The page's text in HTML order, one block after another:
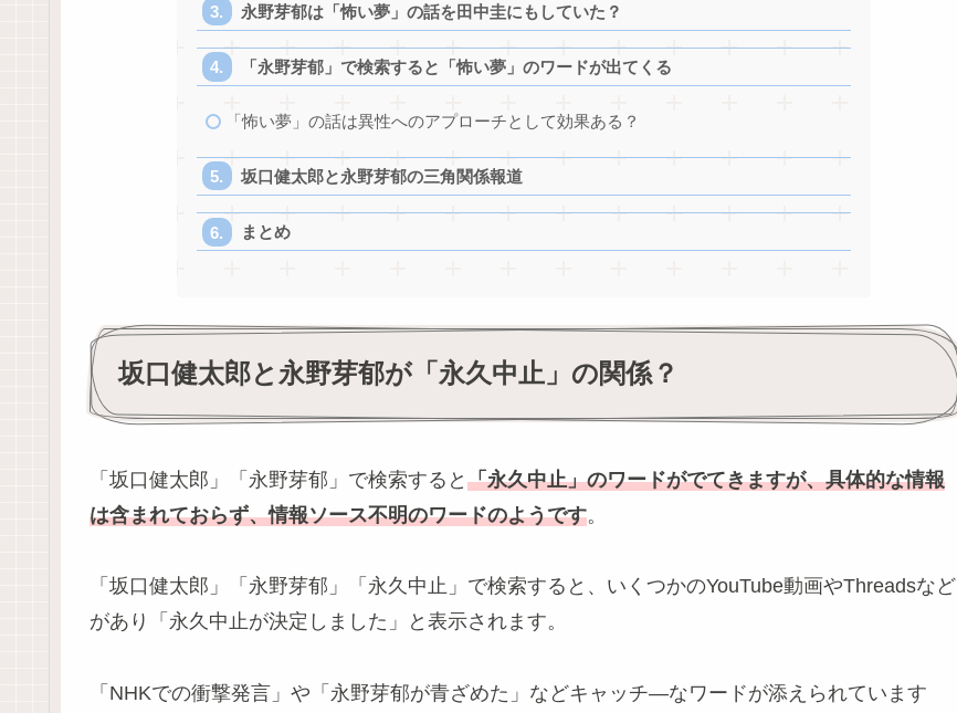
永野芽郁は「怖い夢」の話を田中圭にもしていた？
「永野芽郁」で検索すると「怖い夢」のワードが出てくる
「怖い夢」の話は異性へのアプローチとして効果ある？
坂口健太郎と永野芽郁の三角関係報道
まとめ
坂口健太郎と永野芽郁が「永久中止」の関係？
「坂口健太郎」「永野芽郁」で検索すると 「永久中止」のワードがでてきますが、具体的な情報
は含まれておらず、情報ソース不明のワードのようです。
「坂口健太郎」「永野芽郁」「永久中止」で検索すると、いくつかのYouTube動画やThreadsなど
があり「永久中止が決定しました」と表示されます。
「NHKでの衝撃発言」や「永野芽郁が青ざめた」などキャッチ―なワードが添えられています